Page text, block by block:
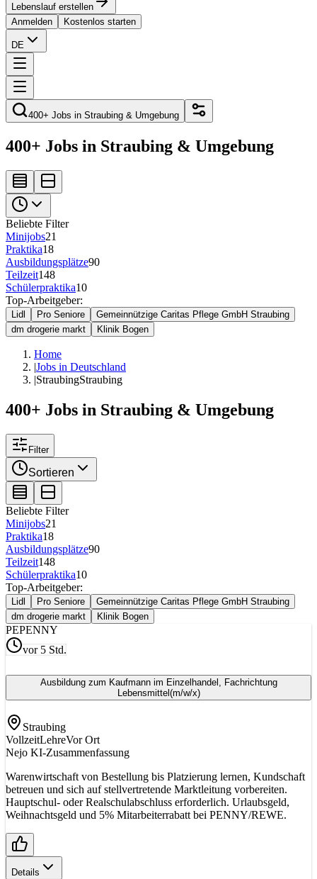
Lebenslauf erstellen
Anmelden
Kostenlos starten
DE
400+ Jobs in Straubing & Umgebung
400+ Jobs in Straubing & Umgebung
Beliebte Filter
Minijobs21
Praktika18
Ausbildungsplätze90
Teilzeit148
Schülerpraktika10
Top-Arbeitgeber:
Lidl Pro Seniore
Gemeinnützige Caritas Pflege GmbH Straubing
dm drogerie markt
Klinik Bogen
Home
|Jobs in Deutschland
|StraubingStraubing
400+ Jobs in Straubing & Umgebung
Filter
Sortieren
Beliebte Filter
Minijobs21
Praktika18
Ausbildungsplätze90
Teilzeit148
Schülerpraktika10
Top-Arbeitgeber:
Lidl Pro Seniore
Gemeinnützige Caritas Pflege GmbH Straubing
dm drogerie markt
Klinik Bogen
PEPENNY
vor 5 Std.
Ausbildung zum Kaufmann im Einzelhandel, Fachrichtung
Lebensmittel(m/w/x)
Straubing
VollzeitLehreVor Ort
Nejo KI-Zusammenfassung
Warenwirtschaft von Bestellung bis Platzierung lernen, Kundschaft
betreuen und sich auf stellvertretende Marktleitung vorbereiten.
Hauptschul- oder Realschulabschluss erforderlich. Urlaubsgeld,
Weihnachtsgeld und 5% Mitarbeiterrabatt bei PENNY/REWE.
Details